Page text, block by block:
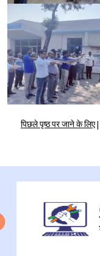
पिछले पृष्ठ पर जाने के लिए|